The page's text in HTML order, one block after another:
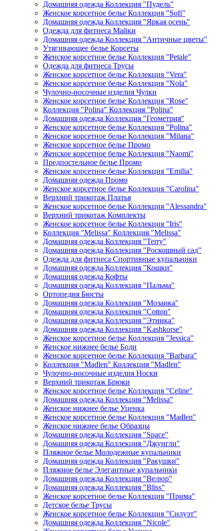
Домашняя одежда Коллекция "Пудель"
Женское корсетное белье Коллекция "Sofi"
Домашняя одежда Коллекция "Яркая осень"
Одежда для фитнеса Майки
Домашняя одежда Коллекция "Античные цветы"
Утягивающее белье Корсеты
Женское корсетное белье Коллекция "Petale"
Одежда для фитнеса Трусы
Женское корсетное белье Коллекция "Vera"
Женское корсетное белье Коллекция "Nola"
Чулочно-носочные изделия Чулки
Женское корсетное белье Коллекция "Rose"
Коллекция "Polina" Коллекция "Polina"
Домашняя одежда Коллекция "Геометрия"
Женское корсетное белье Коллекция "Polina"
Женское корсетное белье Коллекция "Milana"
Женское корсетное белье Промо
Женское корсетное белье Коллекция "Naomi"
Предпостельное белье Промо
Женское корсетное белье Коллекция "Emilia"
Домашняя одежда Промо
Женское корсетное белье Коллекция "Carolina"
Верхний трикотаж Платья
Женское корсетное белье Коллекция "Alessandra"
Верхний трикотаж Комплекты
Женское корсетное белье Коллекция "Iris"
Коллекция "Melissa" Коллекция "Melissa"
Домашняя одежда Коллекция "Terry"
Домашняя одежда Коллекция "Роскошный сад"
Одежда для фитнеса Спортивные купальники
Домашняя одежда Коллекция "Кошки"
Домашняя одежда Кофты
Домашняя одежда Коллекция "Пальма"
Ортопедия Бюсты
Домашняя одежда Коллекция "Мозаика"
Домашняя одежда Коллекция "Cotton"
Домашняя одежда Коллекция "Этника"
Домашняя одежда Коллекция "Kashkorse"
Женское корсетное белье Коллекция "Jessica"
Женское нижнее белье Боди
Женское корсетное белье Коллекция "Barbara"
Коллекция "Madlen" Коллекция "Madlen"
Чулочно-носочные изделия Носки
Верхний трикотаж Брюки
Женское корсетное белье Коллекция "Celine"
Домашняя одежда Коллекция "Melissa"
Женское нижнее белье Уценка
Женское корсетное белье Коллекция "Madlen"
Женское нижнее белье Образцы
Домашняя одежда Коллекция "Space"
Домашняя одежда Коллекция "Джунгли"
Пляжное белье Молодежные купальники
Домашняя одежда Коллекция "Ракушки"
Пляжное белье Элегантные купальники
Домашняя одежда Коллекция "Велюр"
Домашняя одежда Коллекция "Bliss"
Женское корсетное белье Коллекция "Прима"
Детское белье Трусы
Женское корсетное белье Коллекция "Силуэт"
Домашняя одежда Коллекция "Nicole"